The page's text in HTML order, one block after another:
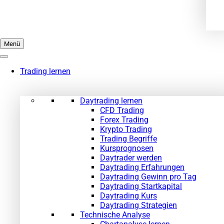
Menü
Trading lernen
Daytrading lernen
CFD Trading
Forex Trading
Krypto Trading
Trading Begriffe
Kursprognosen
Daytrader werden
Daytrading Erfahrungen
Daytrading Gewinn pro Tag
Daytrading Startkapital
Daytrading Kurs
Daytrading Strategien
Technische Analyse